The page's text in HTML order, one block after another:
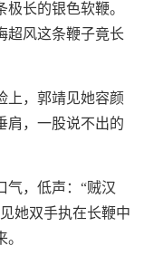
长的银色软鞭。
超风这条鞭子竟长
上，郭靖见她容颜
肩，一股说不出的
气，低声：“贼汉
她双手执在长鞭中